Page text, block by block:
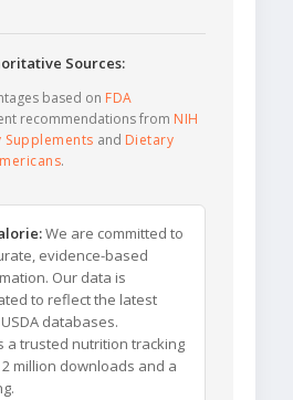
Sources:
based on FDA
recommendations from NIH
and Dietary
.
We are committed to
evidence-based
Our data is
to reflect the latest
databases.
a trusted nutrition tracking
million downloads and a